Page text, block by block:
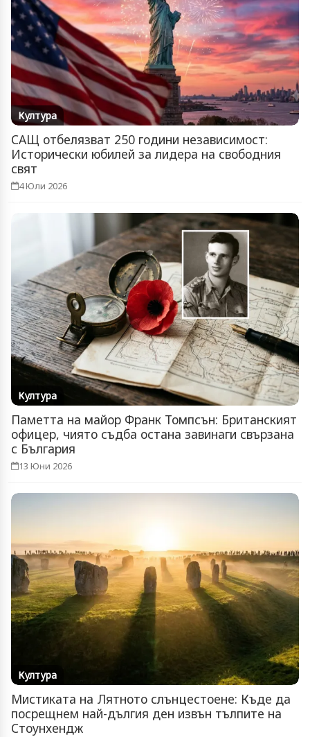
Култура
САЩ отбелязват 250 години независимост:
Исторически юбилей за лидера на свободния
свят
4 Юли 2026
Култура
Паметта на майор Франк Томпсън: Британският
офицер, чиято съдба остана завинаги свързана
с България
13 Юни 2026
Култура
Мистиката на Лятното слънцестоене: Къде да
посрещнем най-дългия ден извън тълпите на
Стоунхендж